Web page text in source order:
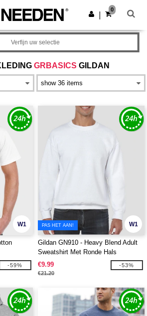
in de app!
Download app
0
GRBASICS GILDAN
Verfijn uw selectie
W1
-59%
W1
PAS HET AAN!
Gildan GN910 - Heavy Blend Adult
Sweatshirt Met Ronde Hals
€9.99
€21.20
-53%